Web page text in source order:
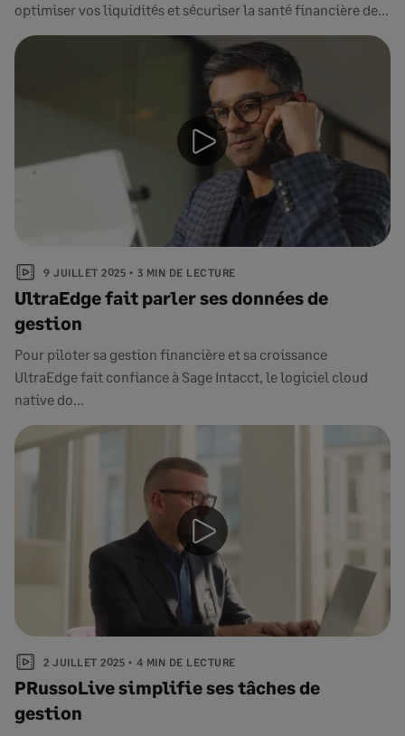
optimiser vos liquidités et sécuriser la santé financière de...
9 JUILLET 2025 3 MIN DE LECTURE
UltraEdge fait parler ses données de
gestion
Pour piloter sa gestion financière et sa croissance
UltraEdge fait confiance à Sage Intacct, le logiciel cloud
native do...
2 JUILLET 2025 4 MIN DE LECTURE
PRussoLive simplifie ses tâches de
gestion